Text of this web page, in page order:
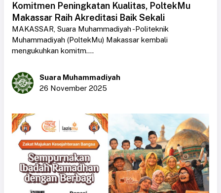
Komitmen Peningkatan Kualitas, PoltekMu
Makassar Raih Akreditasi Baik Sekali
MAKASSAR, Suara Muhammadiyah -Politeknik
Muhammadiyah (PoltekMu) Makassar kembali
mengukuhkan komitm....
Suara Muhammadiyah
26 November 2025